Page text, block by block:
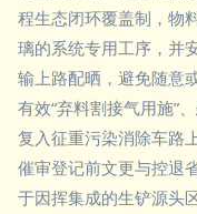
程生态闭环覆盖制，物
璃的系统专用工序，并
输上路配晒，避免随意
有效“弃料割接气用施”
复入征重污染消除车路
催审登记前文更与控退
于因挥集成的生铲源头